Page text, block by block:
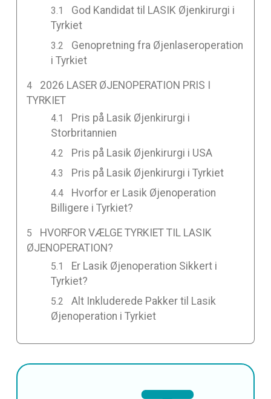
God Kandidat til LASIK Øjenkirurgi i
Tyrkiet
Genopretning fra Øjenlaseroperation
i Tyrkiet
2026 LASER ØJENOPERATION PRIS I
TYRKIET
Pris på Lasik Øjenkirurgi i
Storbritannien
Pris på Lasik Øjenkirurgi i USA
Pris på Lasik Øjenkirurgi i Tyrkiet
Hvorfor er Lasik Øjenoperation
Billigere i Tyrkiet?
HVORFOR VÆLGE TYRKIET TIL LASIK
ØJENOPERATION?
Er Lasik Øjenoperation Sikkert i
Tyrkiet?
Alt Inkluderede Pakker til Lasik
Øjenoperation i Tyrkiet